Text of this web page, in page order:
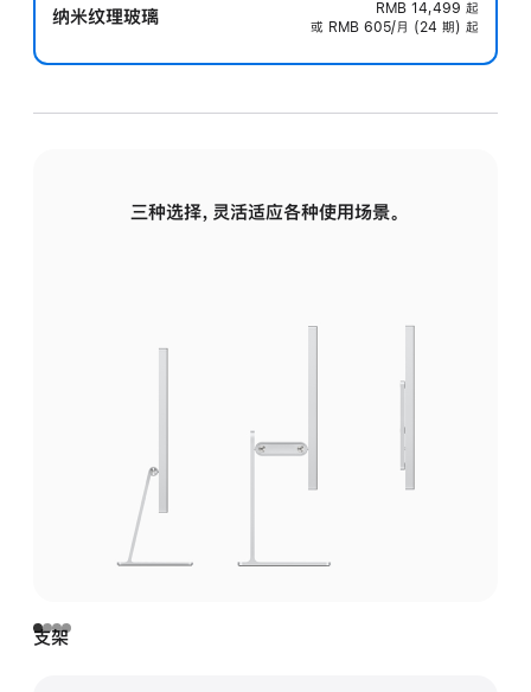
纳米纹理玻璃 RMB 14,499 起
或 RMB 605/月 (24 期) 起
三种选择，灵活适应各种使用场景。
支架